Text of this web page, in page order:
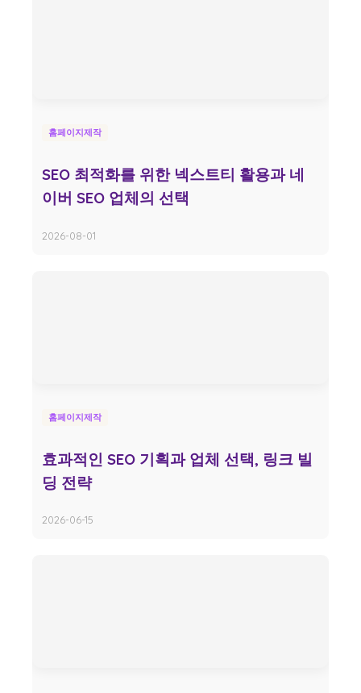
홈페이지제작
SEO 최적화를 위한 넥스트티 활용과 네
이버 SEO 업체의 선택
2026-08-01
홈페이지제작
효과적인 SEO 기획과 업체 선택, 링크 빌
딩 전략
2026-06-15